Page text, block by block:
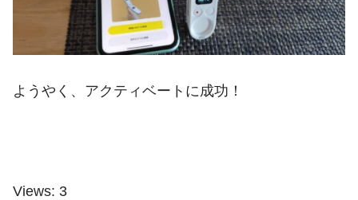
ようやく、アクティベートに成功！
Views: 3